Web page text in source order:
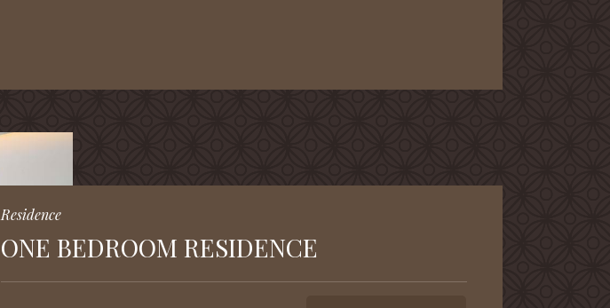
Residence
ONE BEDROOM RESIDENCE